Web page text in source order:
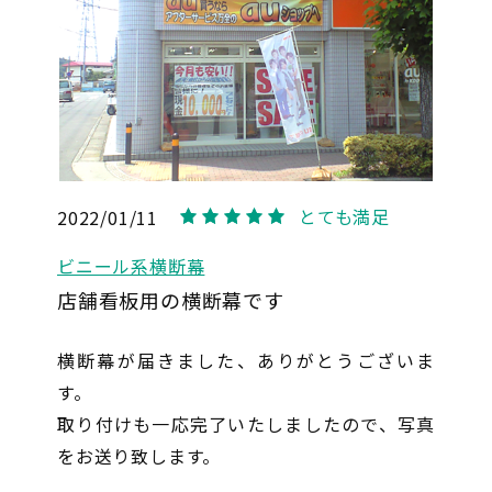
2022/01/11
とても満足
ビニール系横断幕
店舗看板用の横断幕です
横断幕が届きました、ありがとうございま
す。
取り付けも一応完了いたしましたので、写真
をお送り致します。